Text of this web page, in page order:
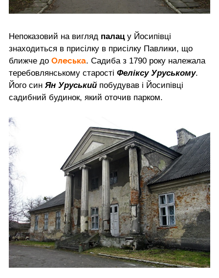
Непоказовий на вигляд палац у Йосипівці
знаходиться в присілку в присілку Павлики, що
ближче до Олеська. Садиба з 1790 року належала
теребовлянському старості Феліксу Уруському.
Його син Ян Уруський побудував і Йосипівці
садибний будинок, який оточив парком.